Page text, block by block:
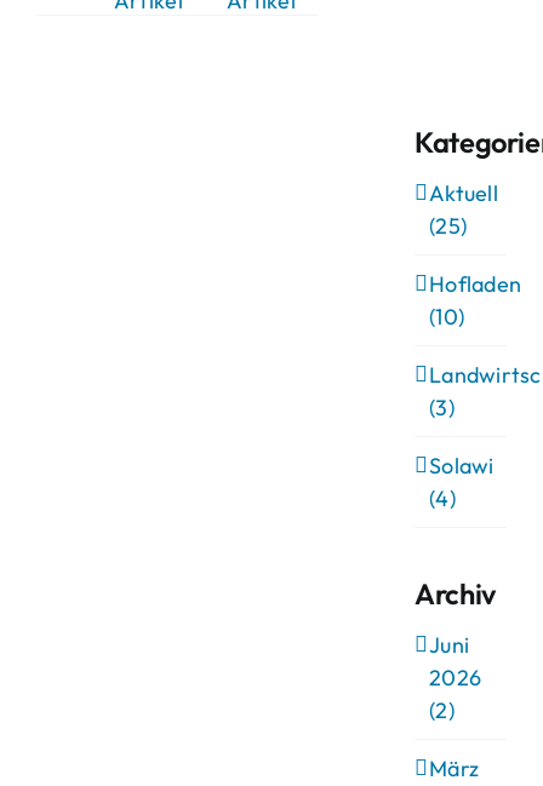
Aktuell
(25)
Hofladen
(10)
(3)
Solawi
(4)
Archiv
Juni
2026
(2)
März